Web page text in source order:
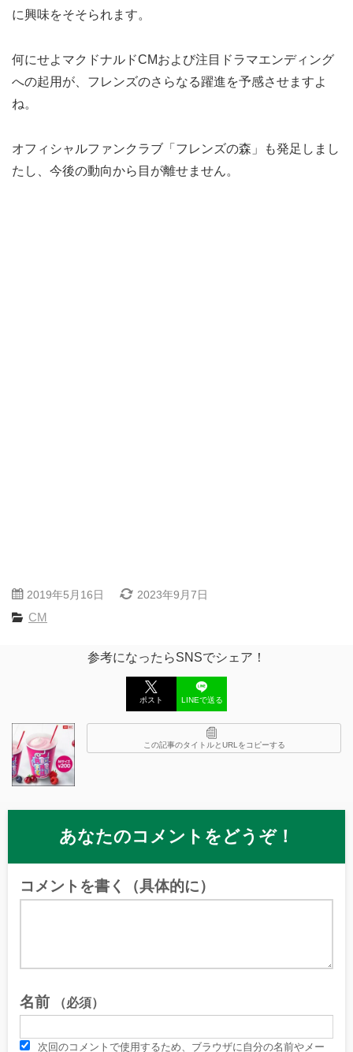
に興味をそそられます。
何にせよマクドナルドCMおよび注目ドラマエンディング
への起用が、フレンズのさらなる躍進を予感させますよ
ね。
オフィシャルファンクラブ「フレンズの森」も発足しまし
たし、今後の動向から目が離せません。
2019年5月16日 2023年9月7日
CM
参考になったらSNSでシェア！
ポスト LINEで送る
この記事のタイトルとURLをコピーする
あなたのコメントをどうぞ！
コメントを書く（具体的に）
名前 （必須）
次回のコメントで使用するため、ブラウザに自分の名前やメー